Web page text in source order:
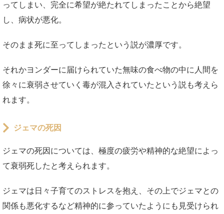
ってしまい、完全に希望が絶たれてしまったことから絶望
し、病状が悪化。
そのまま死に至ってしまったという説が濃厚です。
それかヨンダーに届けられていた無味の食べ物の中に人間を
徐々に衰弱させていく毒が混入されていたという説も考えら
れます。
ジェマの死因
ジェマの死因については、極度の疲労や精神的な絶望によっ
て衰弱死したと考えられます。
ジェマは日々子育てのストレスを抱え、その上でジェマとの
関係も悪化するなど精神的に参っていたようにも見受けられ